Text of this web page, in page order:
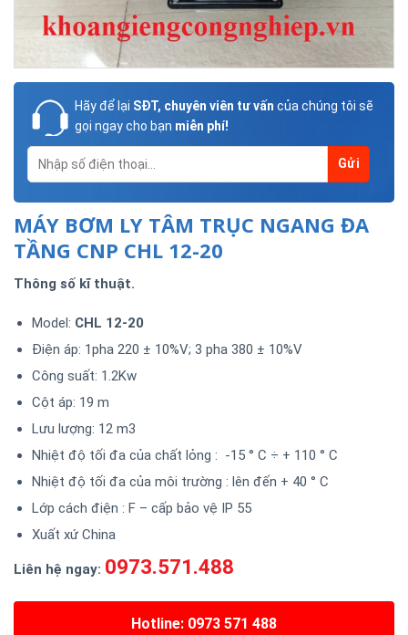
Hãy để lại SĐT, chuyên viên tư vấn của chúng tôi sẽ
gọi ngay cho bạn miễn phí!
MÁY BƠM LY TÂM TRỤC NGANG ĐA
TẦNG CNP CHL 12-20
Thông số kĩ thuật.
Model: CHL 12-20
Điện áp: 1pha 220 ± 10%V; 3 pha 380 ± 10%V
Công suất: 1.2Kw
Cột áp: 19 m
Lưu lượng: 12 m3
Nhiệt độ tối đa của chất lỏng : -15 ° C ÷ + 110 ° C
Nhiệt độ tối đa của môi trường : lên đến + 40 ° C
Lớp cách điện : F – cấp bảo vệ IP 55
Xuất xứ China
Liên hệ ngay: 0973.571.488
Hotline: 0973 571 488